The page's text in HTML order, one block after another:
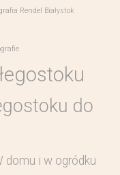
Rendel Białystok
do
domu i w ogródku